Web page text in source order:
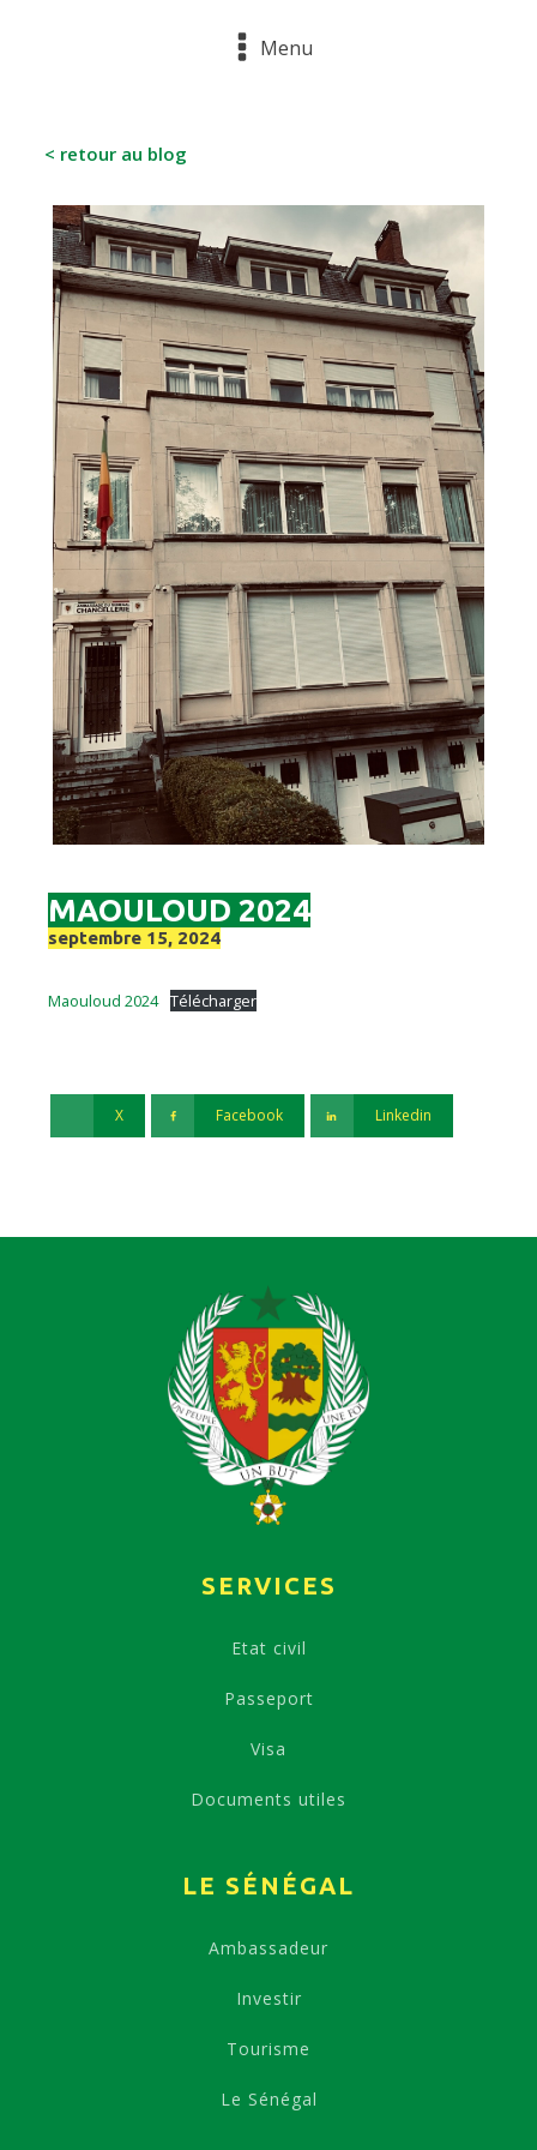
Menu
< retour au blog
MAOULOUD 2024
septembre 15, 2024
Maouloud 2024 Télécharger
X Facebook Linkedin
SERVICES
Etat civil
Passeport
Visa
Documents utiles
LE SÉNÉGAL
Ambassadeur
Investir
Tourisme
Le Sénégal